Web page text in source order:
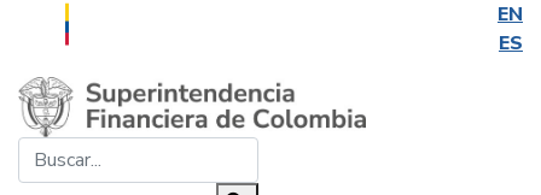
EN
ES
Saltar al contenido principal